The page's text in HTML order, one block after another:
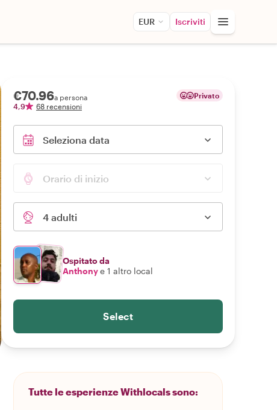
EUR Iscriviti
€70.96a persona
4,9
68 recensioni
Privato
Seleziona data
Orario di inizio
4 adulti
Ospitato da
Anthonye 1 altro local
Select
Tutte le esperienze Withlocals sono: